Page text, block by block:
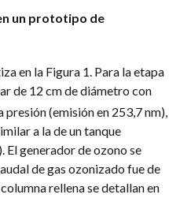
un prototipo de
en la Figura 1. Para la etapa
de 12 cm de diámetro con
(emisión en 253,7 nm),
a la de un tanque
El generador de ozono se
de gas ozonizado fue de
rellena se detallan en